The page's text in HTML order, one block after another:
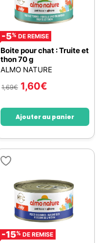
-5% DE REMISE
Boite pour chat : Truite et
thon 70 g
ALMO NATURE
1,69€ 1,60€
Ajouter au panier
-15% DE REMISE